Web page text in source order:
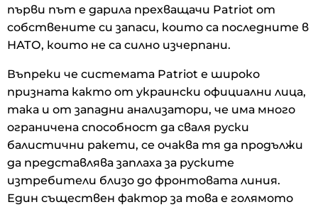
първи път е дарила прехващачи Patriot от
собствените си запаси, които са последните в
НАТО, които не са силно изчерпани.
Въпреки че системата Patriot е широко
призната както от украински официални лица,
така и от западни анализатори, че има много
ограничена способност да сваля руски
балистични ракети, се очаква тя да продължи
да представлява заплаха за руските
изтребители близо до фронтовата линия.
Един съществен фактор за това е голямото